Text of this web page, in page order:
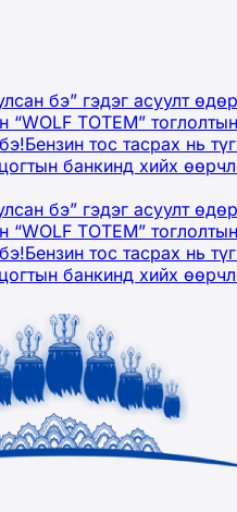
бэ” гэдэг асуулт
“WOLF TOTEM”
Бензин тос тасрах нь
банкинд хийх
бэ” гэдэг асуулт
“WOLF TOTEM”
Бензин тос тасрах нь
банкинд хийх